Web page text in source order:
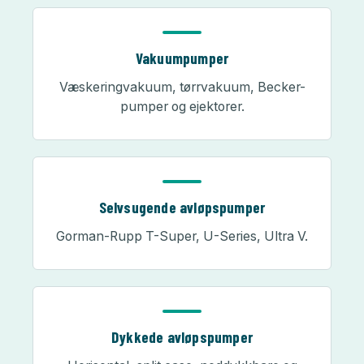
Vakuumpumper
Væskeringvakuum, tørrvakuum, Becker-
pumper og ejektorer.
Selvsugende avløpspumper
Gorman-Rupp T-Super, U-Series, Ultra V.
Dykkede avløpspumper